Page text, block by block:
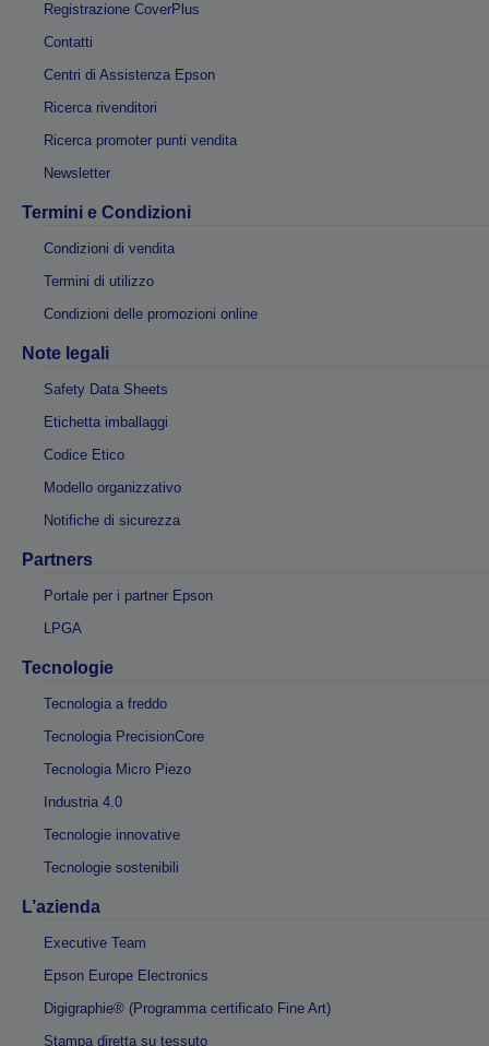
Registrazione CoverPlus
Contatti
Centri di Assistenza Epson
Ricerca rivenditori
Ricerca promoter punti vendita
Newsletter
Termini e Condizioni
Condizioni di vendita
Termini di utilizzo
Condizioni delle promozioni online
Note legali
Safety Data Sheets
Etichetta imballaggi
Codice Etico
Modello organizzativo
Notifiche di sicurezza
Partners
Portale per i partner Epson
LPGA
Tecnologie
Tecnologia a freddo
Tecnologia PrecisionCore
Tecnologia Micro Piezo
Industria 4.0
Tecnologie innovative
Tecnologie sostenibili
L’azienda
Executive Team
Epson Europe Electronics
Digigraphie® (Programma certificato Fine Art)
Stampa diretta su tessuto